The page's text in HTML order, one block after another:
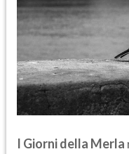
I Giorni della Merla